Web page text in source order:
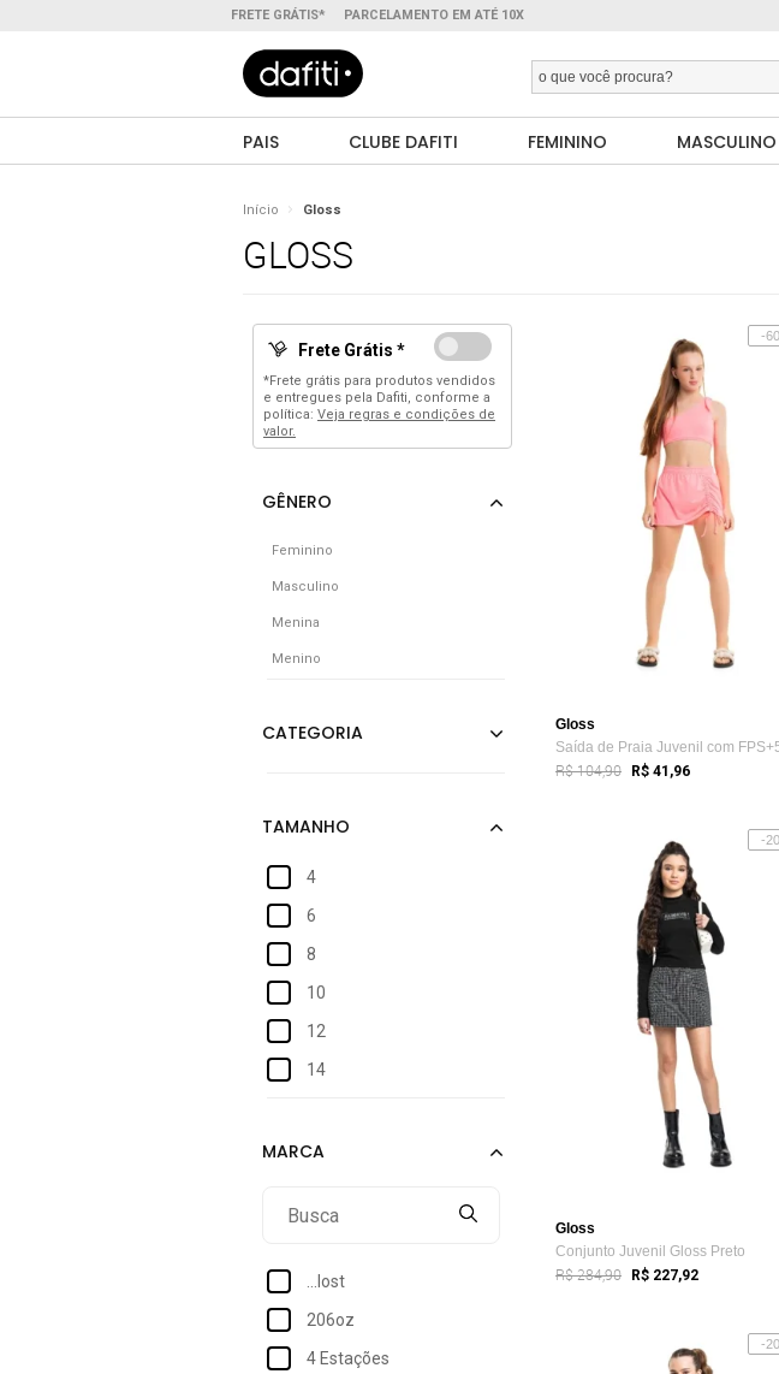
FRETE GRÁTIS* PARCELAMENTO EM ATÉ 10X
PAIS CLUBE DAFITI FEMININO MASCULINO
Início Gloss
GLOSS
Frete Grátis *
*Frete grátis para produtos vendidos
e entregues pela Dafiti, conforme a
política: Veja regras e condições de
valor.
Feminino
Masculino
Menina
Menino
4
6
8
10
12
14
18
...lost
206oz
4 Estações
-
Gloss
R$ 104,90 R$ 41,96
-
Gloss
Conjunto Juvenil Gloss Preto
R$ 284,90 R$ 227,92
-